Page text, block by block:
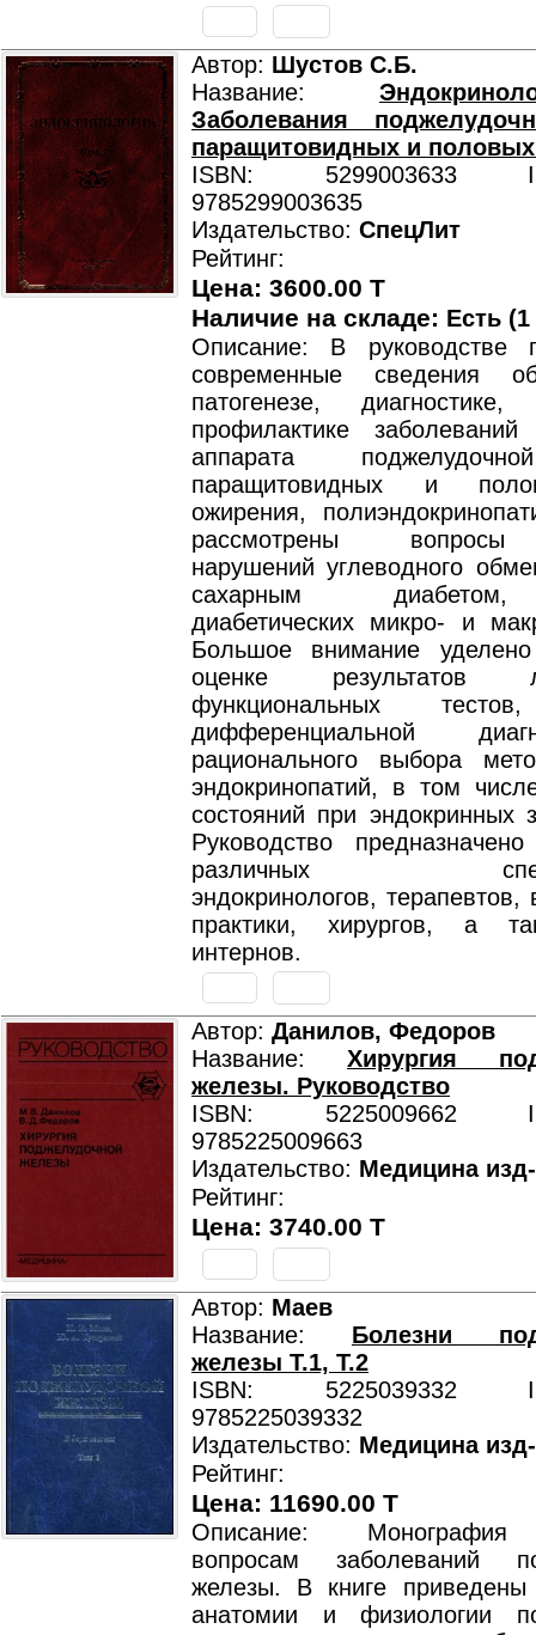
Автор: Шустов С.Б.
Название:
Заболевания
паращитовидных и
ISBN: 5299003633
9785299003635
Издательство: СпецЛит
Рейтинг:
Цена: 3600.00 T
Наличие на складе: Есть
Описание: В руководстве
современные сведения
патогенезе,
профилактике заболеваний
аппарата
паращитовидных и
ожирения,
рассмотрены вопросы
нарушений углеводного
сахарным
диабетических микро- и
Большое внимание уделено
оценке результатов
функциональных
дифференциальной
рационального выбора
эндокринопатий, в том
состояний при эндокринных
Руководство
различных
эндокринологов,
практики, хирургов, а
интернов.
Автор: Данилов, Федоров
Название: Хирургия
железы. Руководство
ISBN: 5225009662
9785225009663
Издательство: Медицина
Рейтинг:
Цена: 3740.00 T
Автор: Маев
Название: Болезни
железы Т.1, Т.2
ISBN: 5225039332
9785225039332
Издательство: Медицина
Рейтинг:
Цена: 11690.00 T
Описание: Монография
вопросам заболеваний
железы. В книге
анатомии и физиологии